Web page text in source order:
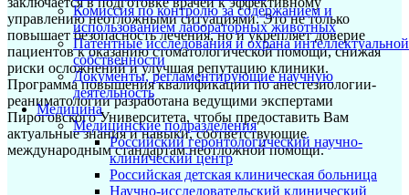
Комиссия по контролю за содержанием и
использованием лабораторных животных
Патентные исследования и охрана интеллектуальной
собственности
Документы, регламентирующие научную
деятельность
Медицина
Медицинские подразделения
Российский геронтологический научно-
клинический центр
Российская детская клиническая больница
Научно-исследовательский клинический
управлению неотложными ситуациями. Это не только
повышает безопасность лечения, но и укрепляет доверие
пациентов к оказанию стоматологической помощи, снижая
риски осложнений и улучшая репутацию клиники.
Программа повышения квалификации по анестезиологии-
реаниматологии разработана ведущими экспертами
Пироговского Университета, чтобы предоставить Вам
актуальные знания и навыки, соответствующие
международным стандартам неотложной помощи.